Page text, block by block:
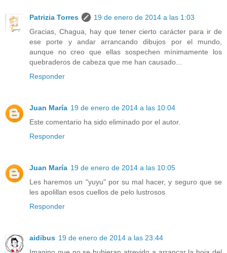
Patrizia Torres
19 de enero de 2014 a las 1:03
Gracias, Chagua, hay que tener cierto carácter para ir de
ese porte y andar arrancando dibujos por el mundo,
aunque no creo que ellas sospechen mínimamente los
quebraderos de cabeza que me han causado...
Responder
Juan María 19 de enero de 2014 a las 10:04
Este comentario ha sido eliminado por el autor.
Responder
Juan María 19 de enero de 2014 a las 10:05
Les haremos un "yuyu" por su mal hacer, y seguro que se
les apolillan esos cuellos de pelo lustrosos
Responder
aidibus 19 de enero de 2014 a las 23:44